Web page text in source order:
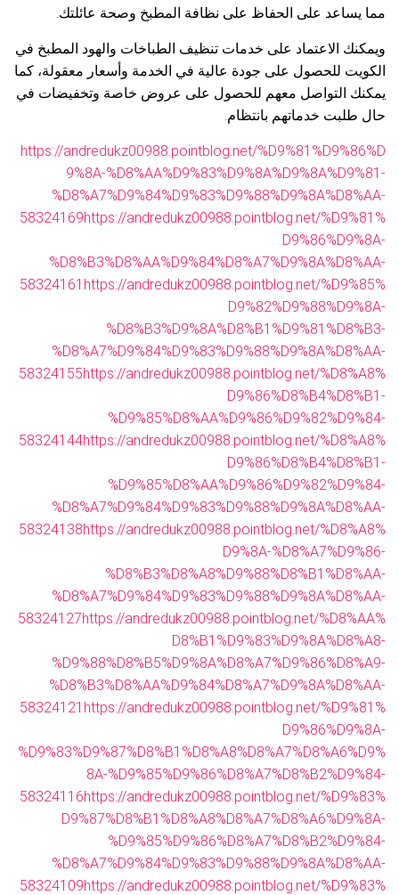
مما يساعد على الحفاظ على نظافة المطبخ وصحة عائلتك.
ويمكنك الاعتماد على خدمات تنظيف الطباخات والهود المطبخ في
الكويت للحصول على جودة عالية في الخدمة وأسعار معقولة، كما
يمكنك التواصل معهم للحصول على عروض خاصة وتخفيضات في
حال طلبت خدماتهم بانتظام.
https://andredukz00988.pointblog.net/%D9%81%D9%86%D
9%8A-%D8%AA%D9%83%D9%8A%D9%8A%D9%81-
%D8%A7%D9%84%D9%83%D9%88%D9%8A%D8%AA-
58324169https://andredukz00988.pointblog.net/%D9%81%
D9%86%D9%8A-
%D8%B3%D8%AA%D9%84%D8%A7%D9%8A%D8%AA-
58324161 https://andredukz00988.pointblog.net/%D9%85%
D9%82%D9%88%D9%8A-
%D8%B3%D9%8A%D8%B1%D9%81%D8%B3-
%D8%A7%D9%84%D9%83%D9%88%D9%8A%D8%AA-
58324155https://andredukz00988.pointblog.net/%D8%A8%
D9%86%D8%B4%D8%B1-
%D9%85%D8%AA%D9%86%D9%82%D9%84-
58324144https://andredukz00988.pointblog.net/%D8%A8%
D9%86%D8%B4%D8%B1-
%D9%85%D8%AA%D9%86%D9%82%D9%84-
%D8%A7%D9%84%D9%83%D9%88%D9%8A%D8%AA-
58324138https://andredukz00988.pointblog.net/%D8%A8%
D9%8A-%D8%A7%D9%86-
%D8%B3%D8%A8%D9%88%D8%B1%D8%AA-
%D8%A7%D9%84%D9%83%D9%88%D9%8A%D8%AA-
58324127https://andredukz00988.pointblog.net/%D8%AA%
D8%B1%D9%83%D9%8A%D8%A8-
%D9%88%D8%B5%D9%8A%D8%A7%D9%86%D8%A9-
%D8%B3%D8%AA%D9%84%D8%A7%D9%8A%D8%AA-
58324121 https://andredukz00988.pointblog.net/%D9%81%
D9%86%D9%8A-
%D9%83%D9%87%D8%B1%D8%A8%D8%A7%D8%A6%D9%
8A-%D9%85%D9%86%D8%A7%D8%B2%D9%84-
58324116https://andredukz00988.pointblog.net/%D9%83%
D9%87%D8%B1%D8%A8%D8%A7%D8%A6%D9%8A-
%D9%85%D9%86%D8%A7%D8%B2%D9%84-
%D8%A7%D9%84%D9%83%D9%88%D9%8A%D8%AA-
58324109https://andredukz00988.pointblog.net/%D9%83%